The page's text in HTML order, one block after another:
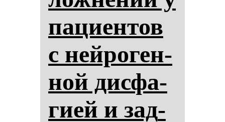
па­ци­ен­тов
с ней­ро­ген­
ной дис­фа­
ги­ей и зад­